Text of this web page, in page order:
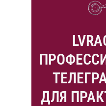
ДЛЯ